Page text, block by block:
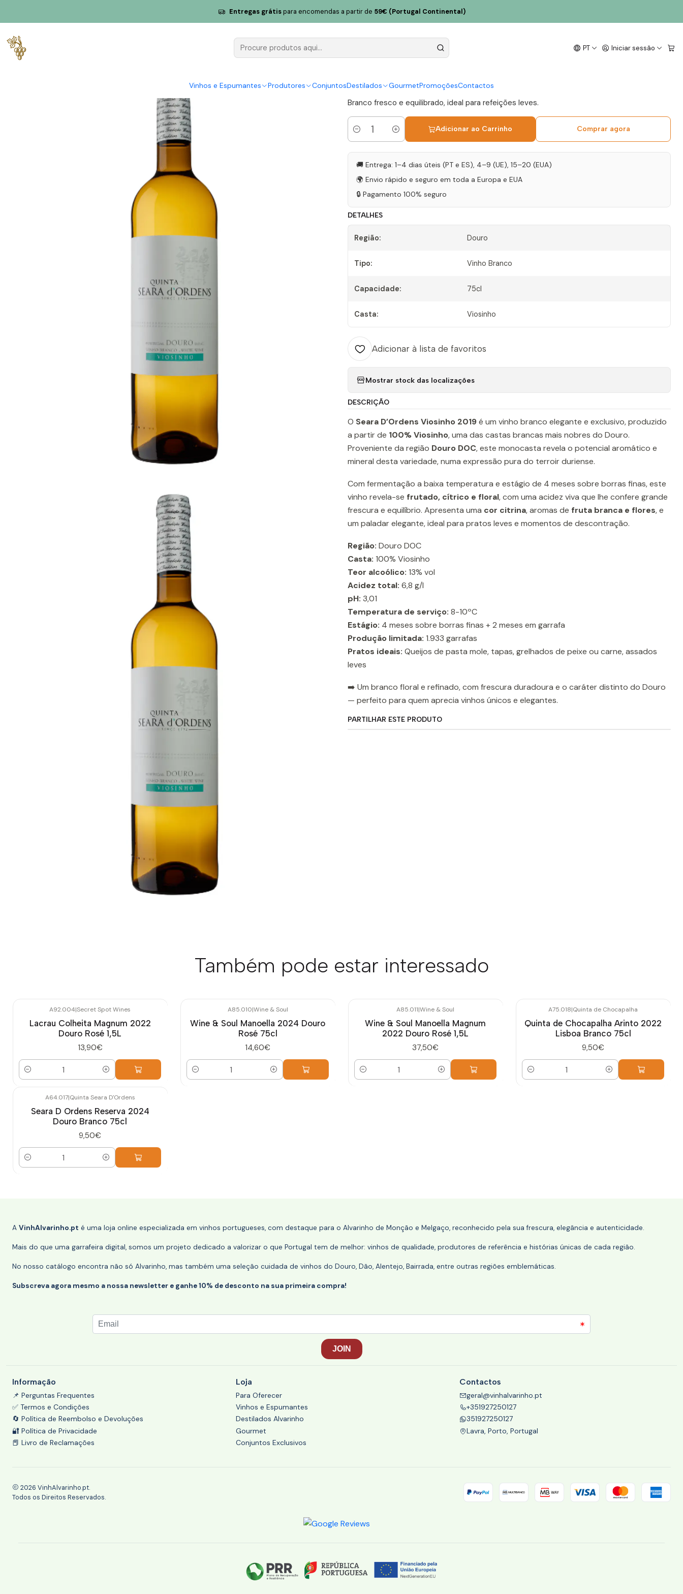
PT Iniciar sessão
Vinhos e Espumantes Produtores ConjuntosDestilados GourmetPromoçõesContactos
Entregas grátispara encomendas a partir de 59€ (Portugal Continental)
Seara D'Ordens Viosinho 2019 Douro Branco 75cl
Seara D'Ordens Viosinho 2019
|
Branco fresco e equilibrado, ideal para refeições leves.
Quantidade
Adicionar ao Carrinho Comprar agora
🚚 Entrega: 1–4 dias úteis (PT e ES), 4–9 (UE), 15–20 (EUA)
🌍 Envio rápido e seguro em toda a Europa e EUA
🔒 Pagamento 100% seguro
DETALHES
Região: Douro
Tipo: Vinho Branco
Capacidade: 75cl
Casta: Viosinho
Adicionar à lista de favoritos
Mostrar stock das localizações
DESCRIÇÃO
O Seara D’Ordens Viosinho 2019é um vinho branco elegante e exclusivo, produzido
a partir de 100% Viosinho, uma das castas brancas mais nobres do Douro.
Proveniente da região Douro DOC, este monocasta revela o potencial aromático e
mineral desta variedade, numa expressão pura do terroir duriense.
Com fermentação a baixa temperatura e estágio de 4 meses sobre borras finas, este
vinho revela-se frutado, cítrico e floral, com uma acidez viva que lhe confere grande
frescura e equilíbrio. Apresenta uma cor citrina, aromas de fruta branca e flores, e
um paladar elegante, ideal para pratos leves e momentos de descontração.
Região: Douro DOC
Casta: 100% Viosinho
Teor alcoólico: 13% vol
Acidez total: 6,8 g/l
pH: 3,01
Temperatura de serviço: 8-10ºC
Estágio: 4 meses sobre borras finas + 2 meses em garrafa
Produção limitada: 1.933 garrafas
Pratos ideais: Queijos de pasta mole, tapas, grelhados de peixe ou carne, assados
leves
➡️ Um branco floral e refinado, com frescura duradoura e o caráter distinto do Douro
— perfeito para quem aprecia vinhos únicos e elegantes.
PARTILHAR ESTE PRODUTO
Também pode estar interessado
A92.004|Secret Spot Wines
Lacrau Colheita Magnum 2022
Douro Rosé 1,5L
13,90€
Quantidade
A85.010|Wine & Soul
Wine & Soul Manoella 2024 Douro
Rosé 75cl
14,60€
Quantidade
A85.011|Wine & Soul
Wine & Soul Manoella Magnum
2022 Douro Rosé 1,5L
37,50€
Quantidade
A75.018|Quinta de Chocapalha
Quinta de Chocapalha Arinto 2022
Lisboa Branco 75cl
9,50€
Quantidade
A64.017|Quinta Seara D'Ordens
Seara D Ordens Reserva 2024
Douro Branco 75cl
9,50€
Quantidade
A VinhAlvarinho.pt é uma loja online especializada em vinhos portugueses, com destaque para o Alvarinho de Monção e Melgaço, reconhecido pela sua frescura, elegância e autenticidade.
Mais do que uma garrafeira digital, somos um projeto dedicado a valorizar o que Portugal tem de melhor: vinhos de qualidade, produtores de referência e histórias únicas de cada região.
No nosso catálogo encontra não só Alvarinho, mas também uma seleção cuidada de vinhos do Douro, Dão, Alentejo, Bairrada, entre outras regiões emblemáticas.
Subscreva agora mesmo a nossa newsletter e ganhe 10% de desconto na sua primeira compra!
Informação
📌 Perguntas Frequentes
✅ Termos e Condições
🔄 Política de Reembolso e Devoluções
🔐 Política de Privacidade
📕 Livro de Reclamações
Loja
Para Oferecer
Vinhos e Espumantes
Destilados Alvarinho
Gourmet
Conjuntos Exclusivos
Contactos
geral@vinhalvarinho.pt
+351927250127
351927250127
Lavra, Porto, Portugal
2026 VinhAlvarinho.pt.
Todos os Direitos Reservados.